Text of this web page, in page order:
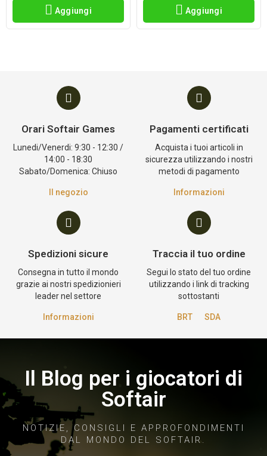
Aggiungi Aggiungi
Orari Softair Games
Lunedi/Venerdi: 9:30 - 12:30 /
14:00 - 18:30
Sabato/Domenica: Chiuso
Il negozio
Pagamenti certificati
Acquista i tuoi articoli in
sicurezza utilizzando i nostri
metodi di pagamento
Informazioni
Spedizioni sicure
Consegna in tutto il mondo
grazie ai nostri spedizionieri
leader nel settore
Informazioni
Traccia il tuo ordine
Segui lo stato del tuo ordine
utilizzando i link di tracking
sottostanti
BRT SDA
Il Blog per i giocatori di
Softair
NOTIZIE, CONSIGLI E APPROFONDIMENTI
DAL MONDO DEL SOFTAIR.